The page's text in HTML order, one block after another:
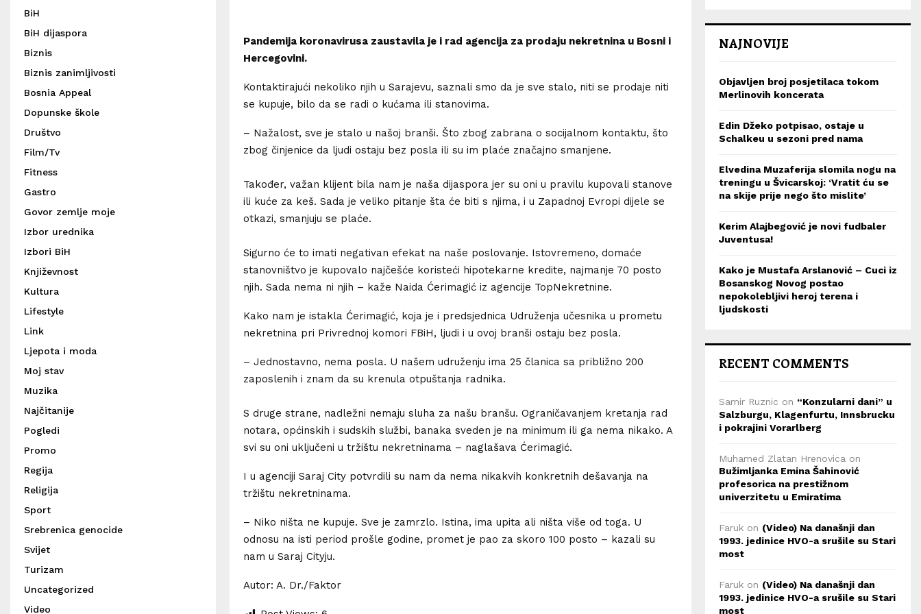
Pandemija koronavirusa zaustavila je i rad agencija za prodaju nekretnina u Bosni i
Hercegovini.
Kontaktirajući nekoliko njih u Sarajevu, saznali smo da je sve stalo, niti se prodaje niti
se kupuje, bilo da se radi o kućama ili stanovima.
– Nažalost, sve je stalo u našoj branši. Što zbog zabrana o socijalnom kontaktu, što
zbog činjenice da ljudi ostaju bez posla ili su im plaće značajno smanjene.
Također, važan klijent bila nam je naša dijaspora jer su oni u pravilu kupovali stanove
ili kuće za keš. Sada je veliko pitanje šta će biti s njima, i u Zapadnoj Evropi dijele se
otkazi, smanjuju se plaće.
Sigurno će to imati negativan efekat na naše poslovanje. Istovremeno, domaće
stanovništvo je kupovalo najčešće koristeći hipotekarne kredite, najmanje 70 posto
njih. Sada nema ni njih – kaže Naida Ćerimagić iz agencije TopNekretnine.
Kako nam je istakla Ćerimagić, koja je i predsjednica Udruženja učesnika u prometu
nekretnina pri Privrednoj komori FBiH, ljudi i u ovoj branši ostaju bez posla.
– Jednostavno, nema posla. U našem udruženju ima 25 članica sa približno 200
zaposlenih i znam da su krenula otpuštanja radnika.
S druge strane, nadležni nemaju sluha za našu branšu. Ograničavanjem kretanja rad
notara, općinskih i sudskih službi, banaka sveden je na minimum ili ga nema nikako. A
svi su oni uključeni u tržištu nekretninama – naglašava Ćerimagić.
I u agenciji Saraj City potvrdili su nam da nema nikakvih konkretnih dešavanja na
tržištu nekretninama.
– Niko ništa ne kupuje. Sve je zamrzlo. Istina, ima upita ali ništa više od toga. U
odnosu na isti period prošle godine, promet je pao za skoro 100 posto – kazali su
nam u Saraj Cityju.
Autor: A. Dr./Faktor
BiH
BiH dijaspora
Biznis
Biznis zanimljivosti
Bosnia Appeal
Dopunske škole
Društvo
Film/Tv
Fitness
Gastro
Govor zemlje moje
Izbor urednika
Izbori BiH
Književnost
Kultura
Lifestyle
Link
Ljepota i moda
Moj stav
Muzika
Najčitanije
Pogledi
Promo
Regija
Religija
Sport
Srebrenica genocide
Svijet
Turizam
Uncategorized
Video
NAJNOVIJE
Objavljen broj posjetilaca tokom
Merlinovih koncerata
Edin Džeko potpisao, ostaje u
Schalkeu u sezoni pred nama
Elvedina Muzaferija slomila nogu na
treningu u Švicarskoj: ‘Vratit ću se
na skije prije nego što mislite’
Kerim Alajbegović je novi fudbaler
Juventusa!
Kako je Mustafa Arslanović – Cuci iz
Bosanskog Novog postao
nepokolebljivi heroj terena i
ljudskosti
RECENT COMMENTS
Samir Ruznic on “Konzularni dani” u
Salzburgu, Klagenfurtu, Innsbrucku
i pokrajini Vorarlberg
Muhamed Zlatan Hrenovica on
Bužimljanka Emina Šahinović
profesorica na prestižnom
univerzitetu u Emiratima
Faruk on (Video) Na današnji dan
1993. jedinice HVO-a srušile su Stari
most
Faruk on (Video) Na današnji dan
1993. jedinice HVO-a srušile su Stari
most